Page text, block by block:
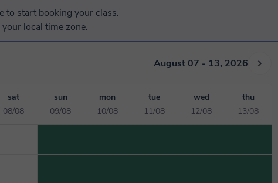
con mis estudiantes y
puntales, sino también suelo ofrecer consejos y mis
de consulta para complementar con un mejor aprendizaje.
to start booking your class.
local time zone.
August 07 - 13, 2026
sat
08/08
sun
09/08
mon
10/08
tue
11/08
wed
12/08
thu
13/08